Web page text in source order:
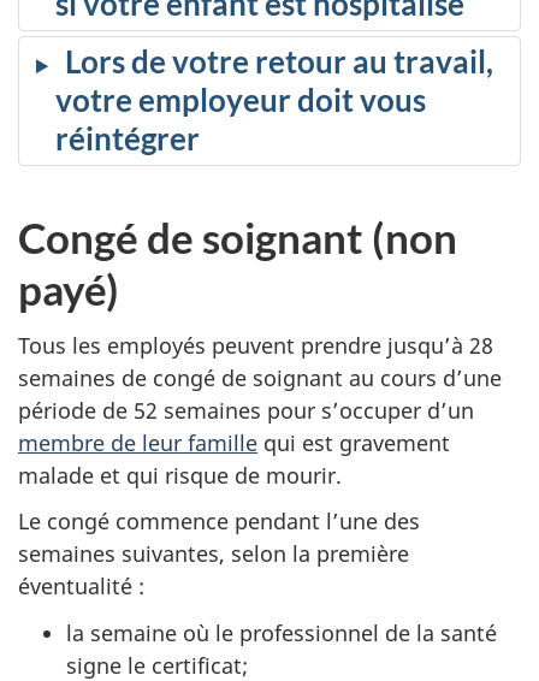
Lors de votre retour au travail,
votre employeur doit vous
réintégrer
Congé de soignant (non
payé)
Tous les employés peuvent prendre jusqu’à 28
semaines de congé de soignant au cours d’une
période de 52 semaines pour s’occuper d’un
membre de leur famille qui est gravement
malade et qui risque de mourir.
Le congé commence pendant l’une des
semaines suivantes, selon la première
éventualité :
la semaine où le professionnel de la santé
signe le certificat;